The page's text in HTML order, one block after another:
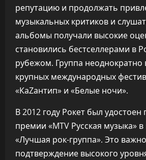
репутацию и продолжать
музыкальных критиков и
альбомы получали высокие
становились бестселлерами в
рубежом. Группа неоднократно
крупных международных
«КаZантип» и «Белые ночи».
В 2012 году Рокет был
премии «MTV Русская музыка»
«Лучшая рок-группа». Это
подтверждение высокого